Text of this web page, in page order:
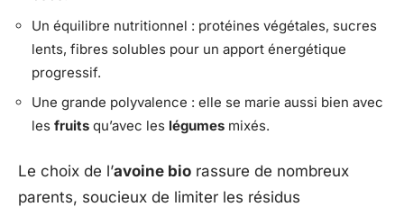
Un équilibre nutritionnel : protéines végétales, sucres
lents, fibres solubles pour un apport énergétique
progressif.
Une grande polyvalence : elle se marie aussi bien avec
les fruits qu’avec les légumes mixés.
Le choix de l’avoine bio rassure de nombreux
parents, soucieux de limiter les résidus